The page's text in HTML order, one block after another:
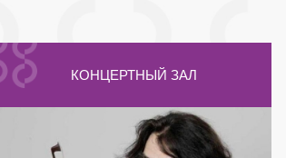
КОНЦЕРТНЫЙ ЗАЛ